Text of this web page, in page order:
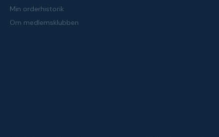
Min orderhistorik
Om medlemsklubben